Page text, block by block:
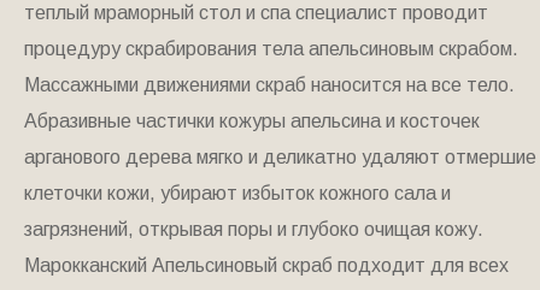
теплый мраморный стол и спа специалист проводит
процедуру скрабирования тела апельсиновым скрабом.
Массажными движениями скраб наносится на все тело.
Абразивные частички кожуры апельсина и косточек
арганового дерева мягко и деликатно удаляют отмершие
клеточки кожи, убирают избыток кожного сала и
загрязнений, открывая поры и глубоко очищая кожу.
Марокканский Апельсиновый скраб подходит для всех